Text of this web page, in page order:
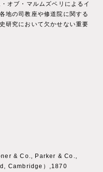
オブ・マルムズベリによるイ
地の司教座や修道院に関する
研究において欠かせない重要
& Co., Parker & Co.,
Cambridge）,1870